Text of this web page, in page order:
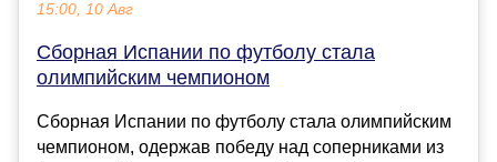
15:00, 10 Авг
Сборная Испании по футболу стала
олимпийским чемпионом
Сборная Испании по футболу стала олимпийским
чемпионом, одержав победу над соперниками из